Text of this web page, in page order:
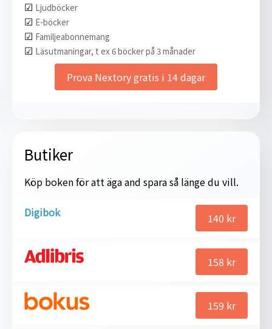
☑︎ Ljudböcker
☑︎ E-böcker
☑︎ Familjeabonnemang
☑︎ Läsutmaningar, t ex 6 böcker på 3 månader
Prova Nextory gratis i 14 dagar
Butiker
Köp boken för att äga and spara så länge du vill.
Digibok 140 kr
158 kr
159 kr